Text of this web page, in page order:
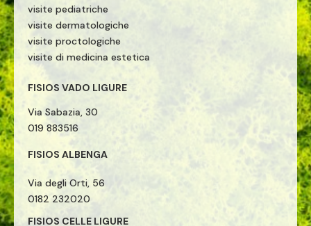
visite pediatriche
visite dermatologiche
visite proctologiche
visite di medicina estetica
FISIOS VADO LIGURE
Via Sabazia, 30
019 883516
FISIOS ALBENGA
Via degli Orti, 56
0182 232020
FISIOS CELLE LIGURE